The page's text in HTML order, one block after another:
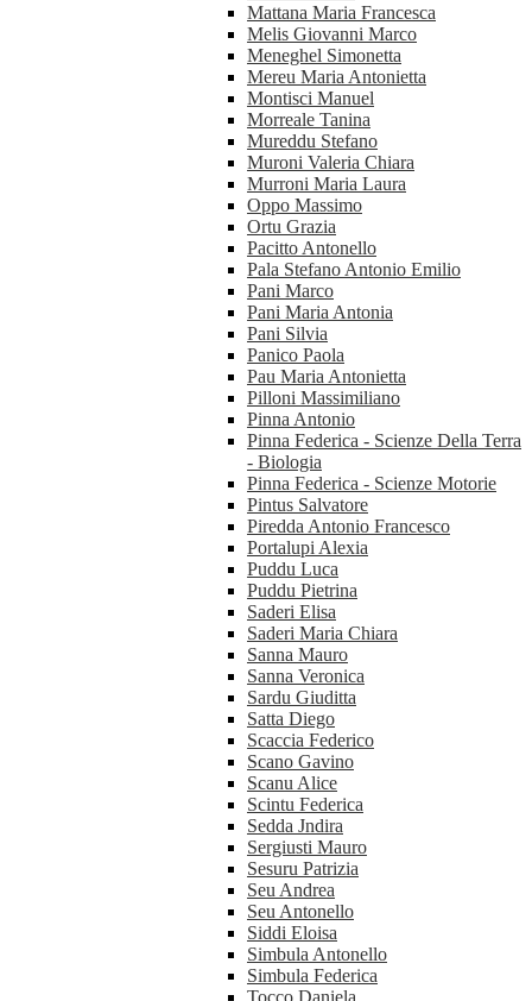
Mattana Maria Francesca
Melis Giovanni Marco
Meneghel Simonetta
Mereu Maria Antonietta
Montisci Manuel
Morreale Tanina
Mureddu Stefano
Muroni Valeria Chiara
Murroni Maria Laura
Oppo Massimo
Ortu Grazia
Pacitto Antonello
Pala Stefano Antonio Emilio
Pani Marco
Pani Maria Antonia
Pani Silvia
Panico Paola
Pau Maria Antonietta
Pilloni Massimiliano
Pinna Antonio
Pinna Federica - Scienze Della Terra
- Biologia
Pinna Federica - Scienze Motorie
Pintus Salvatore
Piredda Antonio Francesco
Portalupi Alexia
Puddu Luca
Puddu Pietrina
Saderi Elisa
Saderi Maria Chiara
Sanna Mauro
Sanna Veronica
Sardu Giuditta
Satta Diego
Scaccia Federico
Scano Gavino
Scanu Alice
Scintu Federica
Sedda Jndira
Sergiusti Mauro
Sesuru Patrizia
Seu Andrea
Seu Antonello
Siddi Eloisa
Simbula Antonello
Simbula Federica